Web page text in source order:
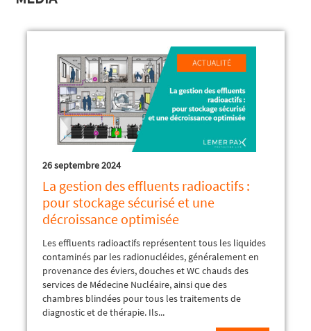
26 septembre 2024
La gestion des effluents radioactifs :
pour stockage sécurisé et une
décroissance optimisée
Les effluents radioactifs représentent tous les liquides
contaminés par les radionucléides, généralement en
provenance des éviers, douches et WC chauds des
services de Médecine Nucléaire, ainsi que des
chambres blindées pour tous les traitements de
diagnostic et de thérapie. Ils...